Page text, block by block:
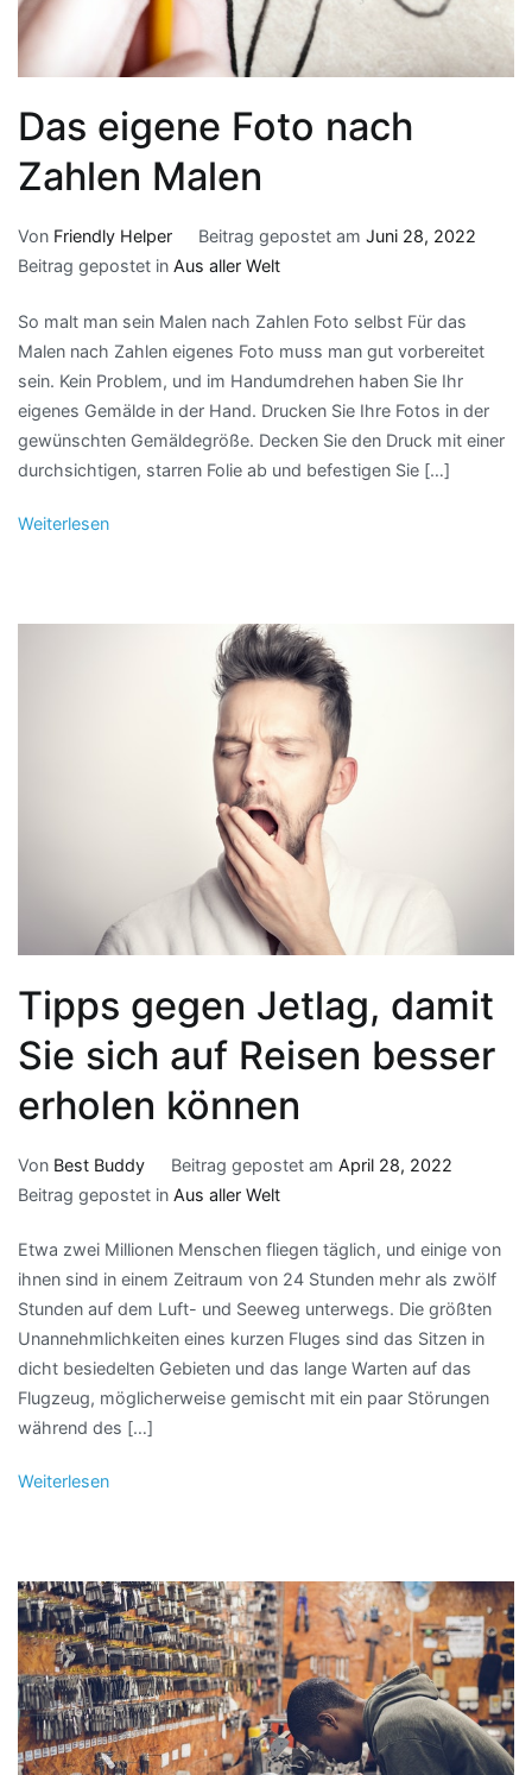
Das eigene Foto nach
Zahlen Malen
Von Friendly Helper Beitrag gepostet am Juni 28, 2022
Beitrag gepostet in Aus aller Welt
So malt man sein Malen nach Zahlen Foto selbst Für das
Malen nach Zahlen eigenes Foto muss man gut vorbereitet
sein. Kein Problem, und im Handumdrehen haben Sie Ihr
eigenes Gemälde in der Hand. Drucken Sie Ihre Fotos in der
gewünschten Gemäldegröße. Decken Sie den Druck mit einer
durchsichtigen, starren Folie ab und befestigen Sie […]
Weiterlesen
Tipps gegen Jetlag, damit
Sie sich auf Reisen besser
erholen können
Von Best Buddy Beitrag gepostet am April 28, 2022
Beitrag gepostet in Aus aller Welt
Etwa zwei Millionen Menschen fliegen täglich, und einige von
ihnen sind in einem Zeitraum von 24 Stunden mehr als zwölf
Stunden auf dem Luft- und Seeweg unterwegs. Die größten
Unannehmlichkeiten eines kurzen Fluges sind das Sitzen in
dicht besiedelten Gebieten und das lange Warten auf das
Flugzeug, möglicherweise gemischt mit ein paar Störungen
während des […]
Weiterlesen